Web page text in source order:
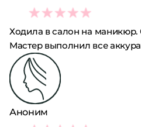
5
Ходила в салон на маникюр.
Мастер выполнил все
Аноним